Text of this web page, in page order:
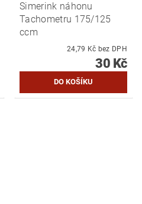
Simerink náhonu
Tachometru 175/125
ccm
24,79 Kč bez DPH
30 Kč